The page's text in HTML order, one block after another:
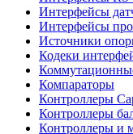
Интерфейсы
Интерфейсы
Источники
Кодеки
Компараторы
Контроллеры
Контроллеры
Контроллеры и